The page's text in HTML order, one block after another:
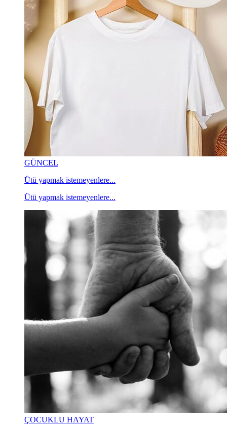
GÜNCEL
Ütü yapmak istemeyenlere...
Ütü yapmak istemeyenlere...
ÇOCUKLU HAYAT